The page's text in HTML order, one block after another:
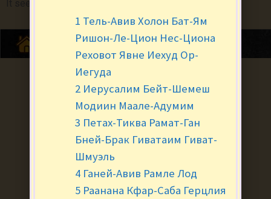
1 Тель-Авив Холон Бат-Ям
Ришон-Ле-Цион Нес-Циона
Реховот Явне Иехуд Ор-
Иегуда
2 Иерусалим Бейт-Шемеш
Модиин Маале-Адумим
3 Петах-Тиква Рамат-Ган
Бней-Брак Гиватаим Гиват-
Шмуэль
4 Ганей-Авив Рамле Лод
5 Раанана Кфар-Саба Герцлия